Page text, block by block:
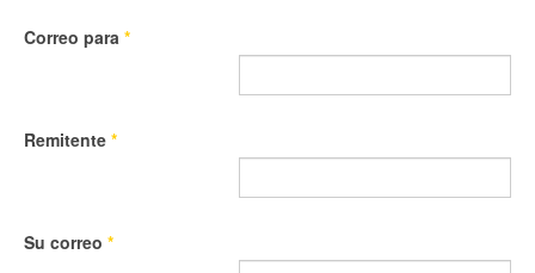
Correo para *
Remitente *
Su correo *